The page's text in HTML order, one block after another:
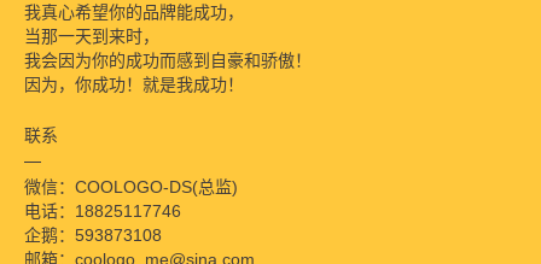
我真心希望你的品牌能成功，
当那一天到来时，
我会因为你的成功而感到自豪和骄傲！
因为，你成功！就是我成功！
联系
微信：COOLOGO-DS(总监)
电话：18825117746
企鹅：593873108
邮箱：coologo_me@sina.com